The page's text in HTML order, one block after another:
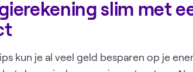
slim met
kun je al veel geld besparen op je